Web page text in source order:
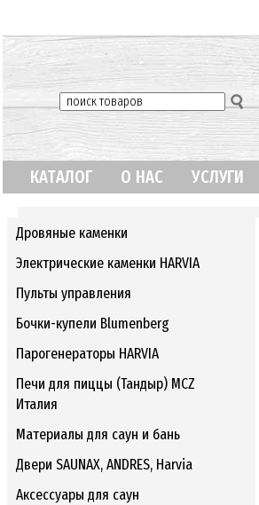
КАТАЛОГ О НАС УСЛУГИ
Дровяные каменки
Электрические каменки HARVIA
Пульты управления
Бочки-купели Blumenberg
Парогенераторы HARVIA
Печи для пиццы (Тандыр) MCZ
Италия
Материалы для саун и бань
Двери SAUNAX, ANDRES, Harvia
Аксессуары для саун